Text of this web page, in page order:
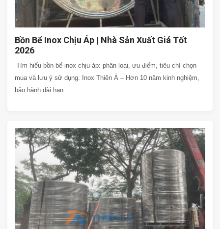
Bồn Bể Inox Chịu Áp | Nhà Sản Xuất Giá Tốt
2026
Tìm hiểu bồn bể inox chịu áp: phân loại, ưu điểm, tiêu chí chọn
mua và lưu ý sử dụng. Inox Thiên Á – Hơn 10 năm kinh nghiệm,
bảo hành dài hạn.